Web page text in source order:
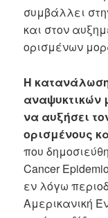
συμβάλλει
και στον
ορισμένων
Η
αναψυκτικών
να αυξήσει
ορισμένους
που
Cancer
εν λόγω
Αμερικανική